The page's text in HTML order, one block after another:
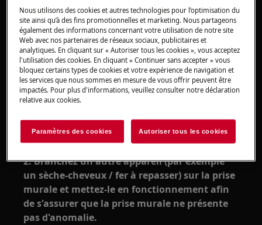
2. Branchez un autre appareil (par exemple
un sèche-cheveux / fer à repasser) sur la prise
murale et mettez-le en fonctionnement afin
de s'assurer que la prise murale ne présente
pas d'anomalie.
Nous utilisons des cookies et autres technologies pour l’optimisation du
site ainsi qu’à des fins promotionnelles et marketing. Nous partageons
également des informations concernant votre utilisation de notre site
Web avec nos partenaires de réseaux sociaux, publicitaires et
analytiques. En cliquant sur « Autoriser tous les cookies », vous acceptez
l'utilisation des cookies. En cliquant « Continuer sans accepter » vous
bloquez certains types de cookies et votre expérience de navigation et
les services que nous sommes en mesure de vous offrir peuvent être
impactés. Pour plus d'informations, veuillez consulter notre déclaration
relative aux cookies.
Paramètres des cookies Autoriser tous les cookies